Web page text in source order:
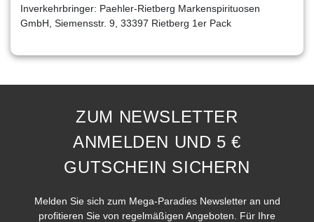
Inverkehrbringer: Paehler-Rietberg Markenspirituosen
GmbH, Siemensstr. 9, 33397 Rietberg 1er Pack
ZUM NEWSLETTER
ANMELDEN UND 5 €
GUTSCHEIN SICHERN
Melden Sie sich zum Mega-Paradies Newsletter an und
profitieren Sie von regelmäßigen Angeboten. Für Ihre